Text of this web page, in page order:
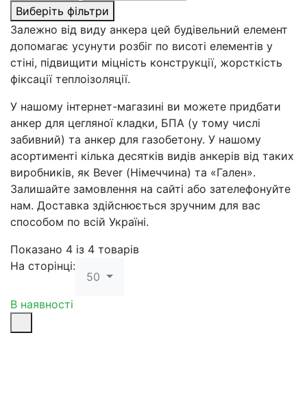
Виберіть фільтри
Залежно від виду анкера цей будівельний елемент
допомагає усунути розбіг по висоті елементів у
стіні, підвищити міцність конструкції, жорсткість
фіксації теплоізоляції.
У нашому інтернет-магазині ви можете придбати
анкер для цегляної кладки, БПА (у тому числі
забивний) та анкер для газобетону. У нашому
асортименті кілька десятків видів анкерів від таких
виробників, як Bever (Німеччина) та «Гален».
Залишайте замовлення на сайті або зателефонуйте
нам. Доставка здійснюється зручним для вас
способом по всій Україні.
Показано 4 із 4 товарів
На сторінці:
50
В наявності